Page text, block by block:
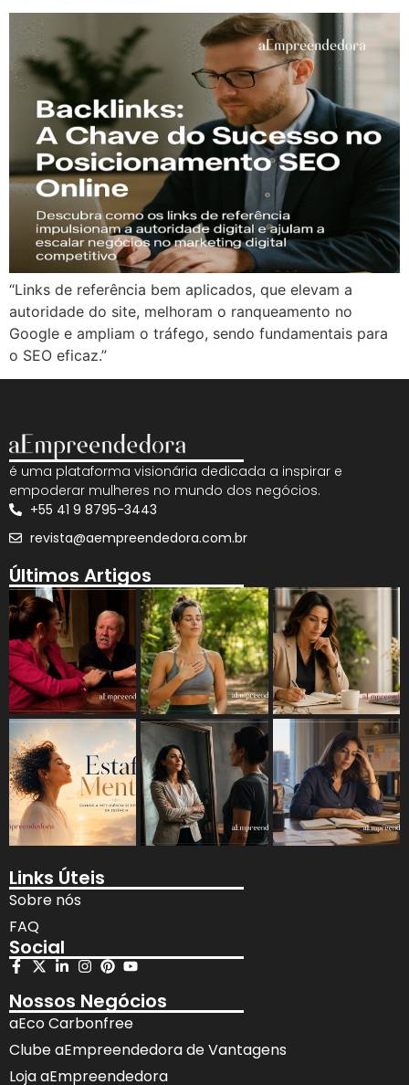
“Links de referência bem aplicados, que elevam a
autoridade do site, melhoram o ranqueamento no
Google e ampliam o tráfego, sendo fundamentais para
o SEO eficaz.”
é uma plataforma visionária dedicada a inspirar e
empoderar mulheres no mundo dos negócios.
+55 41 9 8795-3443
revista@aempreendedora.com.br
Últimos Artigos
Links Úteis
Sobre nós
FAQ
Social
Nossos Negócios
aEco Carbonfree
Clube aEmpreendedora de Vantagens
Loja aEmpreendedora